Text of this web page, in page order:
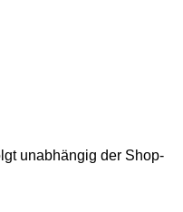
unabhängig der Shop-